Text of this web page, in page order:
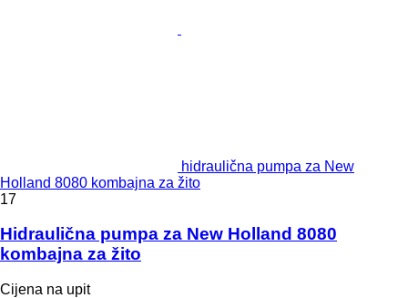
hidraulična pumpa za New
Holland 8080 kombajna za žito
17
Hidraulična pumpa za New Holland 8080
kombajna za žito
Cijena na upit